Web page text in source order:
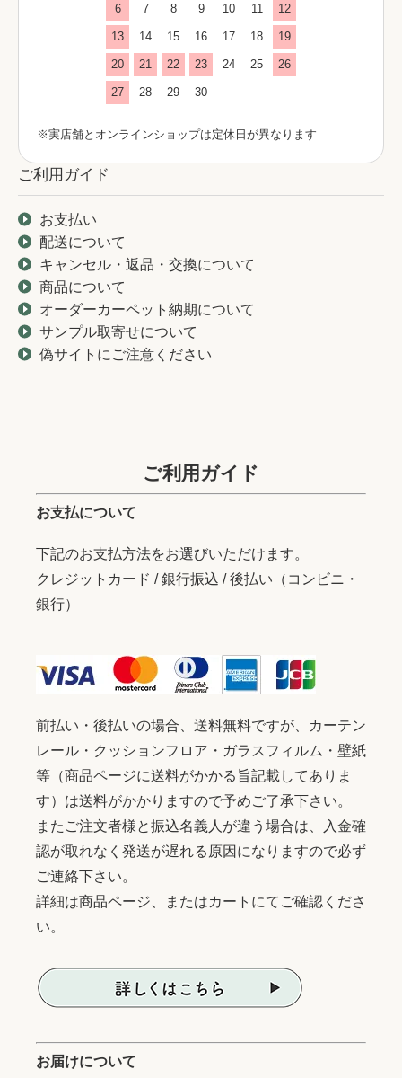
6 7 8 9 10 11 12
13 14 15 16 17 18 19
20 21 22 23 24 25 26
27 28 29 30
※実店舗とオンラインショップは定休日が異なります
ご利用ガイド
お支払い
配送について
キャンセル・返品・交換について
商品について
オーダーカーペット納期について
サンプル取寄せについて
偽サイトにご注意ください
ご利用ガイド
お支払について
下記のお支払方法をお選びいただけます。
クレジットカード / 銀行振込 / 後払い（コンビニ・
銀行）
前払い・後払いの場合、送料無料ですが、カーテン
レール・クッションフロア・ガラスフィルム・壁紙
等（商品ページに送料がかかる旨記載してありま
す）は送料がかかりますので予めご了承下さい。
またご注文者様と振込名義人が違う場合は、入金確
認が取れなく発送が遅れる原因になりますので必ず
ご連絡下さい。
詳細は商品ページ、またはカートにてご確認くださ
い。
お届けについて